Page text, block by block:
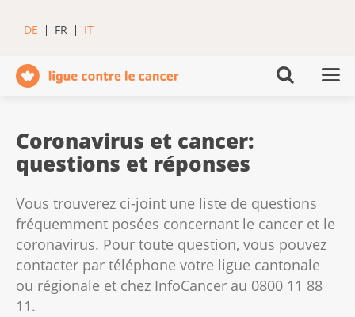
DE FR IT
Coronavirus et cancer:
questions et réponses
Vous trouverez ci-joint une liste de questions
fréquemment posées concernant le cancer et le
coronavirus. Pour toute question, vous pouvez
contacter par téléphone votre ligue cantonale
ou régionale et chez InfoCancer au 0800 11 88
11.